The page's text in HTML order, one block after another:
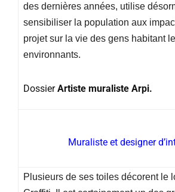
des dernières années, utilise
sensibiliser la population aux
projet sur la vie des gens habitant
environnants.
DossierArtiste muraliste Arpi.
Muraliste et designer
Plusieurs de ses toiles décorent le